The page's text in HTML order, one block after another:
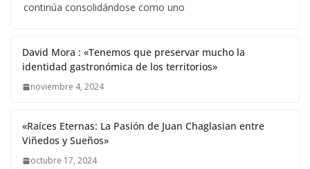
continúa consolidándose como uno
David Mora : «Tenemos que preservar mucho la
identidad gastronómica de los territorios»
noviembre 4, 2024
«Raíces Eternas: La Pasión de Juan Chaglasian entre
Viñedos y Sueños»
octubre 17, 2024